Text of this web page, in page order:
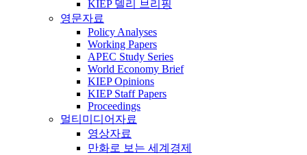
KIEP 델리 브리핑
영문자료
Policy Analyses
Working Papers
APEC Study Series
World Economy Brief
KIEP Opinions
KIEP Staff Papers
Proceedings
멀티미디어자료
영상자료
만화로 보는 세계경제